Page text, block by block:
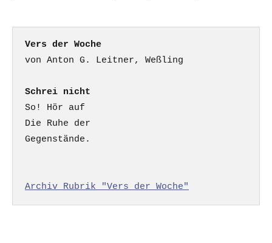
Vers der Woche
Schrei nicht
So! Hör auf
Die Ruhe der
Gegenstände.
Archiv Rubrik "Vers der Woche"